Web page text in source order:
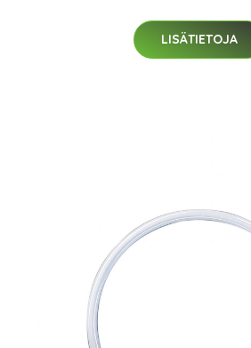
LISÄTIETOJA